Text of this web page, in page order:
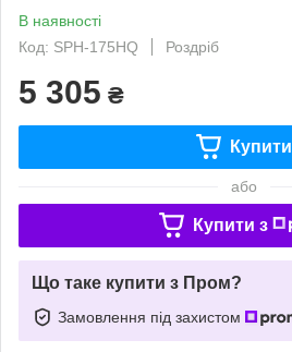
В наявності
Код: SPH-175HQ
Роздріб
5 305 ₴
Купити
або
Купити з
Що таке купити з Пром?
Замовлення під захистом